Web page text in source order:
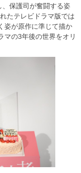
保護司が奮闘する姿
たテレビドラマ版では
姿が原作に準じて描か
マの3年後の世界をオリ